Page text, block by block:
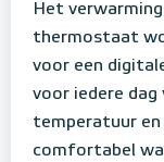
Het
thermostaat
voor een
voor iedere dag
temperatuur
comfortabel